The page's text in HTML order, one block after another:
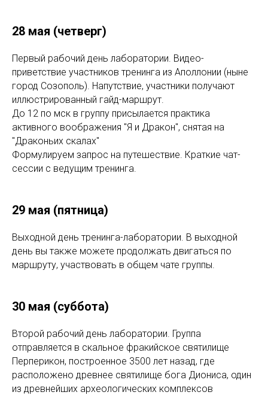
28 мая (четверг)
Первый рабочий день лаборатории. Видео-
приветствие участников тренинга из Аполлонии (ныне
город Созополь). Напутствие, участники получают
иллюстрированный гайд-маршрут.
До 12 по мск в группу присылается практика
активного воображения "Я и Дракон", снятая на
"Драконьих скалах"
Формулируем запрос на путешествие. Краткие чат-
сессии с ведущим тренинга.
29 мая (пятница)
Выходной день тренинга-лаборатории. В выходной
день вы также можете продолжать двигаться по
маршруту, участвовать в общем чате группы.
30 мая (суббота)
Второй рабочий день лаборатории. Группа
отправляется в скальное фракийское святилище
Перперикон, построенное 3500 лет назад, где
расположено древнее святилище бога Диониса, один
из древнейших археологических комплексов